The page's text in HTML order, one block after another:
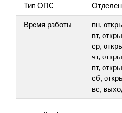
Тип ОПС
Время работы
пн,
вт,
ср,
чт,
пт,
сб,
вс,